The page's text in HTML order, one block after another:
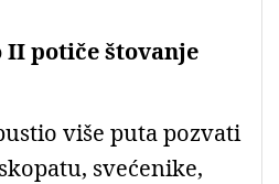
II potiče štovanje
više puta pozvati
svećenike,